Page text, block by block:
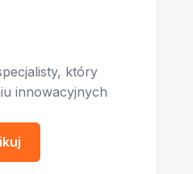
który
innowacyjnych